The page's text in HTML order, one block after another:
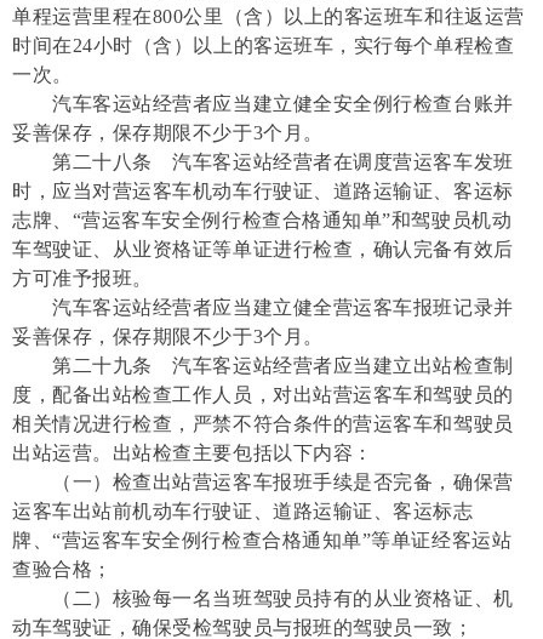
单程运营里程在800公里（含）以上的客运班车和往返运营
时间在24小时（含）以上的客运班车，实行每个单程检查
一次。
汽车客运站经营者应当建立健全安全例行检查台账并
妥善保存，保存期限不少于3个月。
第二十八条 汽车客运站经营者在调度营运客车发班
时，应当对营运客车机动车行驶证、道路运输证、客运标
志牌、“营运客车安全例行检查合格通知单”和驾驶员机动
车驾驶证、从业资格证等单证进行检查，确认完备有效后
方可准予报班。
汽车客运站经营者应当建立健全营运客车报班记录并
妥善保存，保存期限不少于3个月。
第二十九条 汽车客运站经营者应当建立出站检查制
度，配备出站检查工作人员，对出站营运客车和驾驶员的
相关情况进行检查，严禁不符合条件的营运客车和驾驶员
出站运营。出站检查主要包括以下内容：
（一）检查出站营运客车报班手续是否完备，确保营
运客车出站前机动车行驶证、道路运输证、客运标志
牌、“营运客车安全例行检查合格通知单”等单证经客运站
查验合格；
（二）核验每一名当班驾驶员持有的从业资格证、机
动车驾驶证，确保受检驾驶员与报班的驾驶员一致；